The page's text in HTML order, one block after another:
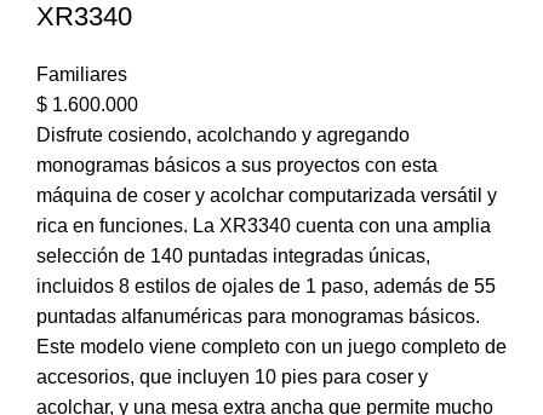
XR3340
Familiares
$ 1.600.000
Disfrute cosiendo, acolchando y agregando
monogramas básicos a sus proyectos con esta
máquina de coser y acolchar computarizada versátil y
rica en funciones. La XR3340 cuenta con una amplia
selección de 140 puntadas integradas únicas,
incluidos 8 estilos de ojales de 1 paso, además de 55
puntadas alfanuméricas para monogramas básicos.
Este modelo viene completo con un juego completo de
accesorios, que incluyen 10 pies para coser y
acolchar, y una mesa extra ancha que permite mucho